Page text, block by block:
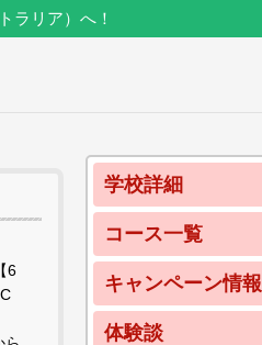
ラリア）へ！
6
学校詳細
コース一覧
キャンペーン情報
体験談